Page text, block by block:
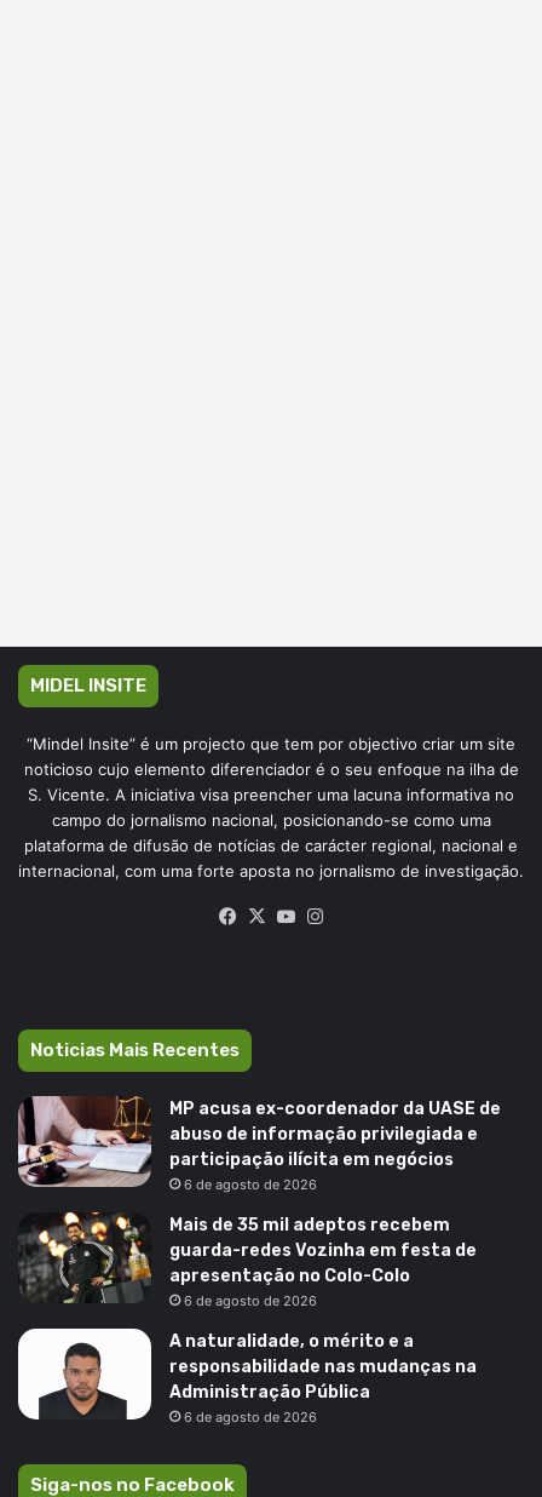
MIDEL INSITE
“Mindel Insite” é um projecto que tem por objectivo criar um site
noticioso cujo elemento diferenciador é o seu enfoque na ilha de
S. Vicente. A iniciativa visa preencher uma lacuna informativa no
campo do jornalismo nacional, posicionando-se como uma
plataforma de difusão de notícias de carácter regional, nacional e
internacional, com uma forte aposta no jornalismo de investigação.
Facebook
X YouTube
Noticias Mais Recentes
MP acusa ex-coordenador da UASE de
abuso de informação privilegiada e
participação ilícita em negócios
6 de agosto de 2026
Mais de 35 mil adeptos recebem
guarda-redes Vozinha em festa de
apresentação no Colo-Colo
6 de agosto de 2026
A naturalidade, o mérito e a
responsabilidade nas mudanças na
Administração Pública
6 de agosto de 2026
Siga-nos no Facebook